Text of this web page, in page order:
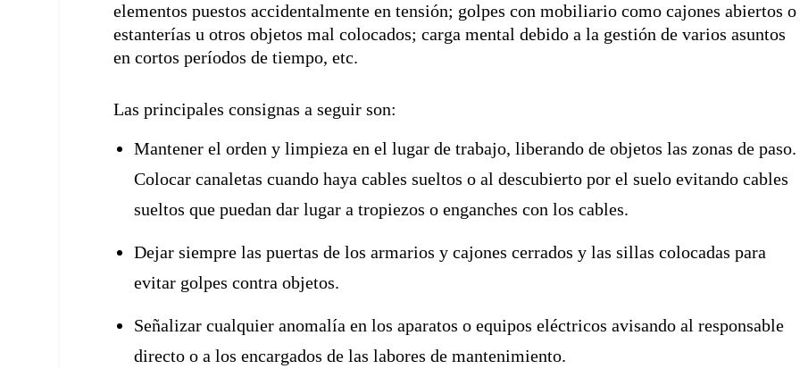
elementos puestos accidentalmente en tensión; golpes con mobiliario como cajones abiertos o
estanterías u otros objetos mal colocados; carga mental debido a la gestión de varios asuntos
en cortos períodos de tiempo, etc.
Las principales consignas a seguir son:
Mantener el orden y limpieza en el lugar de trabajo, liberando de objetos las zonas de paso.
Colocar canaletas cuando haya cables sueltos o al descubierto por el suelo evitando cables
sueltos que puedan dar lugar a tropiezos o enganches con los cables.
Dejar siempre las puertas de los armarios y cajones cerrados y las sillas colocadas para
evitar golpes contra objetos.
Señalizar cualquier anomalía en los aparatos o equipos eléctricos avisando al responsable
directo o a los encargados de las labores de mantenimiento.